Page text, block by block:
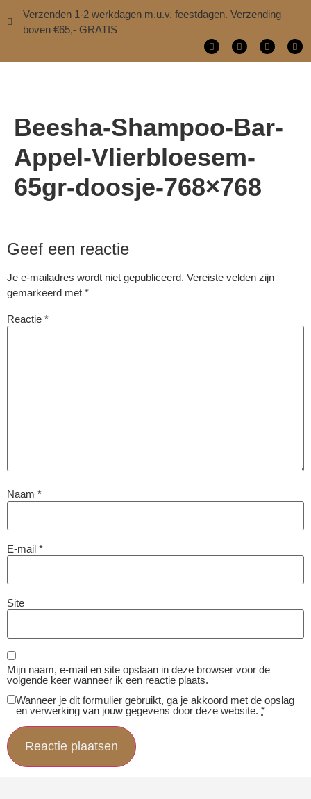
Verzenden 1-2 werkdagen m.u.v. feestdagen. Verzending
boven €65,- GRATIS
Beesha-Shampoo-Bar-
Appel-Vlierbloesem-
65gr-doosje-768×768
Geef een reactie
Je e-mailadres wordt niet gepubliceerd. Vereiste velden zijn
gemarkeerd met *
Reactie *
Naam *
E-mail *
Site
Mijn naam, e-mail en site opslaan in deze browser voor de
volgende keer wanneer ik een reactie plaats.
Wanneer je dit formulier gebruikt, ga je akkoord met de opslag
en verwerking van jouw gegevens door deze website. *